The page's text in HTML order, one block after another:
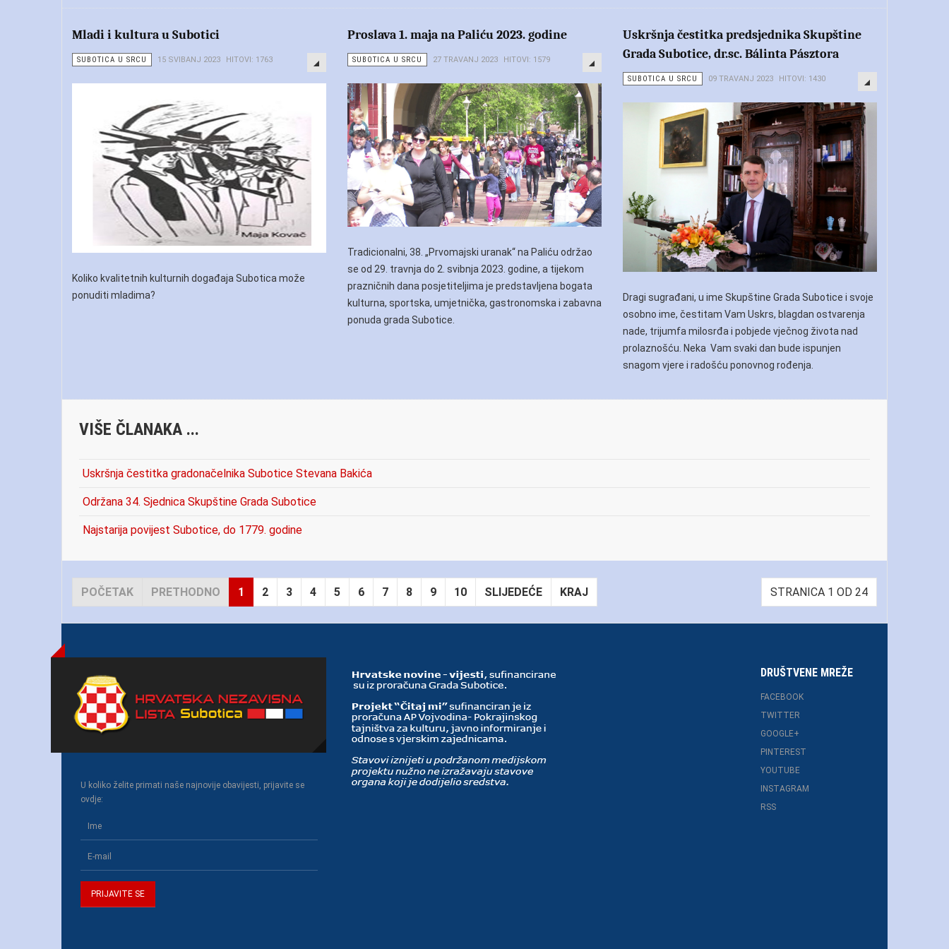
Mladi i kultura u Subotici
SUBOTICA U SRCU 15 SVIBANJ 2023 HITOVI: 1763
Koliko kvalitetnih kulturnih događaja Subotica može
ponuditi mladima?
Proslava 1. maja na Paliću 2023. godine
SUBOTICA U SRCU 27 TRAVANJ 2023 HITOVI: 1579
Tradicionalni, 38. „Prvomajski uranak“ na Paliću održao
se od 29. travnja do 2. svibnja 2023. godine, a tijekom
prazničnih dana posjetiteljima je predstavljena bogata
kulturna, sportska, umjetnička, gastronomska i zabavna
ponuda grada Subotice.
Uskršnja čestitka predsjednika Skupštine
Grada Subotice, dr.sc. Bálinta Pásztora
SUBOTICA U SRCU 09 TRAVANJ 2023 HITOVI: 1430
Dragi sugrađani, u ime Skupštine Grada Subotice i svoje
osobno ime, čestitam Vam Uskrs, blagdan ostvarenja
nade, trijumfa milosrđa i pobjede vječnog života nad
prolaznošću. Neka Vam svaki dan bude ispunjen
snagom vjere i radošću ponovnog rođenja.
VIŠE ČLANAKA ...
Uskršnja čestitka gradonačelnika Subotice Stevana Bakića
Održana 34. Sjednica Skupštine Grada Subotice
Najstarija povijest Subotice, do 1779. godine
STRANICA 1 OD 24
POČETAK PRETHODNO 1 2 3 4 5 6 7 8 9 10 SLIJEDEĆE KRAJ
U koliko želite primati naše najnovije obavijesti, prijavite se
ovdje:
DRUŠTVENE MREŽE
FACEBOOK
TWITTER
GOOGLE+
PINTEREST
YOUTUBE
INSTAGRAM
RSS